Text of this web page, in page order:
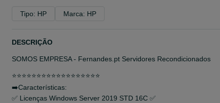
Tipo: HP Marca: HP
DESCRIÇÃO
SOMOS EMPRESA - Fernandes.pt Servidores Recondicionados
⭐⭐⭐⭐⭐⭐⭐⭐⭐⭐⭐⭐⭐⭐⭐⭐⭐⭐
➡️Características:
✅ Licenças Windows Server 2019 STD 16C ✅